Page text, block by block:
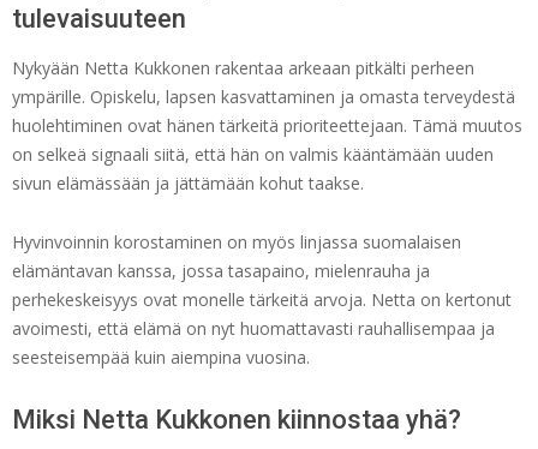
tulevaisuuteen
Nykyään Netta Kukkonen rakentaa arkeaan pitkälti perheen
ympärille. Opiskelu, lapsen kasvattaminen ja omasta terveydestä
huolehtiminen ovat hänen tärkeitä prioriteettejaan. Tämä muutos
on selkeä signaali siitä, että hän on valmis kääntämään uuden
sivun elämässään ja jättämään kohut taakse.
Hyvinvoinnin korostaminen on myös linjassa suomalaisen
elämäntavan kanssa, jossa tasapaino, mielenrauha ja
perhekeskeisyys ovat monelle tärkeitä arvoja. Netta on kertonut
avoimesti, että elämä on nyt huomattavasti rauhallisempaa ja
seesteisempää kuin aiempina vuosina.
Miksi Netta Kukkonen kiinnostaa yhä?